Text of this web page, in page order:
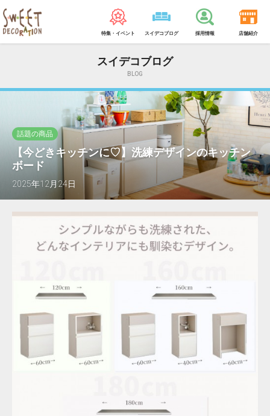
特集・イベント スイデコブログ 採用情報 店舗紹介
スイデコブログ
BLOG
話題の商品
【今どきキッチンに♡】洗練デザインのキッチン
ボード
2025年12月24日